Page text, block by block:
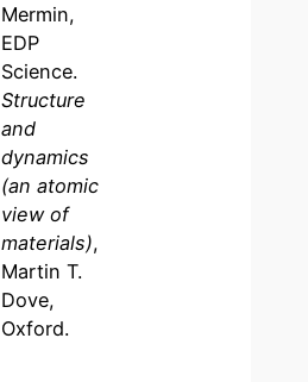
Mermin,
EDP
Science.
Structure
and
dynamics
(an atomic
view of
materials),
Martin T.
Dove,
Oxford.